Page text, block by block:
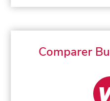
Comparer